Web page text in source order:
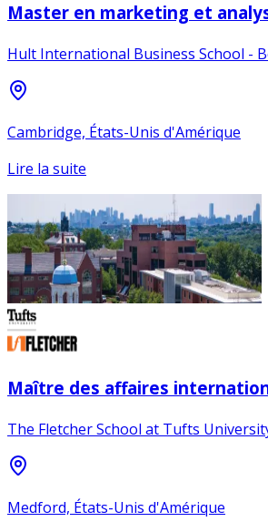
Master en marketing et
Hult International Business School -
Cambridge, États-Unis d'Amérique
Lire la suite
Maître des affaires
The Fletcher School at Tufts
Medford, États-Unis d'Amérique